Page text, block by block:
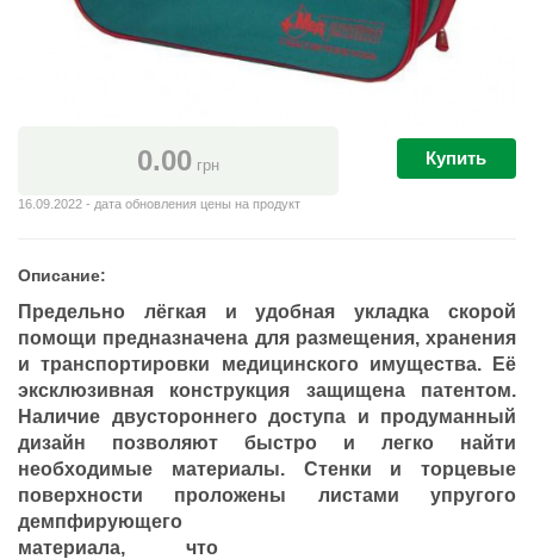
0.00грн
16.09.2022 - дата обновления цены на продукт
Купить
Описание:
Предельно лёгкая и удобная укладка скорой
помощи предназначена для размещения, хранения
и транспортировки медицинского имущества. Её
эксклюзивная конструкция защищена патентом.
Наличие двустороннего доступа и продуманный
дизайн позволяют быстро и легко найти
необходимые материалы. Стенки и торцевые
поверхности проложены листами упругого
демпфирующего
материала, что